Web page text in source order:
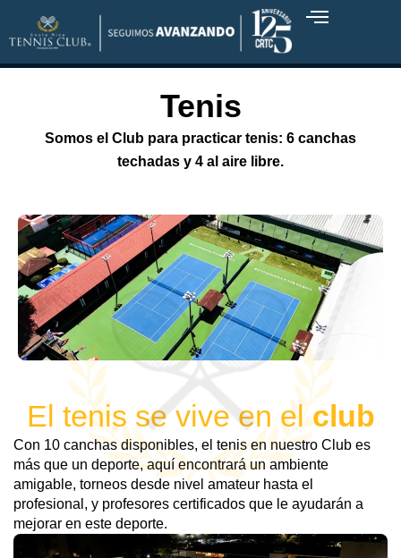
contenido
Tenis
Somos el Club para practicar tenis: 6 canchas
techadas y 4 al aire libre.
El tenis se vive en elclub
Con 10 canchas disponibles, el tenis en nuestro Club es
más que un deporte, aquí encontrará un ambiente
amigable, torneos desde nivel amateur hasta el
profesional, y profesores certificados que le ayudarán a
mejorar en este deporte.